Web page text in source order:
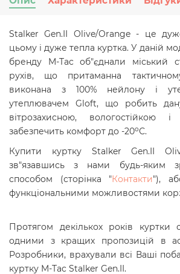
Stalker Gen.II Olive/Orange - це
цьому і дуже тепла куртка. У даній
бренду M-Tac об"єднали міський
рухів, що притаманна
виконана з 100% нейлону і
утеплювачем Gloft, що робить
вітрозахисною, вологостійкою
забезпечить комфорт до -20oС.
Купити куртку Stalker Gen.II
зв"язавшись з нами будь-яким
способом (сторінка "Контакти"),
функціональними можливостями
Протягом декількох років куртки
одними з кращих пропозицій в
Розробники, врахували всі Ваші
куртку M-Tac Stalker Gen.II.